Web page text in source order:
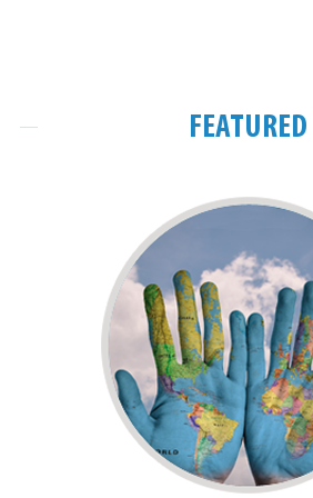
FEATURED